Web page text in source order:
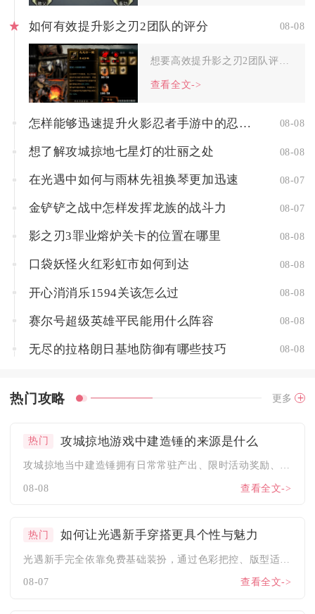
如何有效提升影之刃2团队的评分 08-08
查看全文->
怎样能够迅速提升火影忍者手游中的忍者实力 08-08
想了解攻城掠地七星灯的壮丽之处 08-08
在光遇中如何与雨林先祖换琴更加迅速 08-07
金铲铲之战中怎样发挥龙族的战斗力 08-07
影之刃3罪业熔炉关卡的位置在哪里 08-08
口袋妖怪火红彩虹市如何到达 08-08
开心消消乐1594关该怎么过 08-08
赛尔号超级英雄平民能用什么阵容 08-08
无尽的拉格朗日基地防御有哪些技巧 08-08
热门攻略 更多
热门 攻城掠地游戏中建造锤的来源是什么
攻城掠地当中建造锤拥有日常常驻产出、限时活动奖励、集市与商城...
08-08 查看全文->
热门 如何让光遇新手穿搭更具个性与魅力
08-07 查看全文->